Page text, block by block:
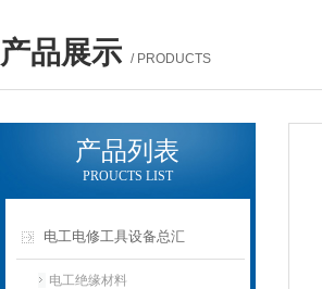
产品展示 / PRODUCTS
产品列表
PROUCTS LIST
电工电修工具设备总汇
电工绝缘材料